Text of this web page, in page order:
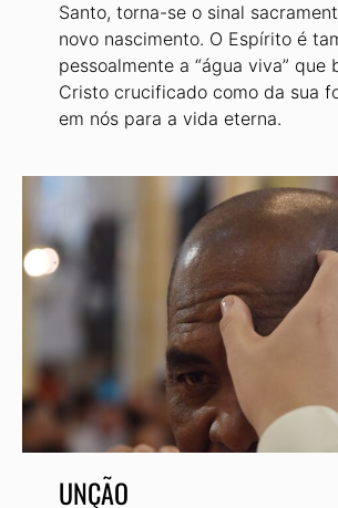
Santo, torna-se o sinal
novo nascimento. O Espírito é
pessoalmente a “água viva” que
Cristo crucificado como da sua
em nós para a vida eterna.
UNÇÃO